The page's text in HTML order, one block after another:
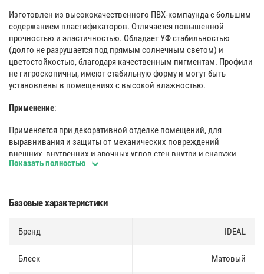
Изготовлен из высококачественного ПВХ-компаунда с большим
содержанием пластификаторов. Отличается повышенной
прочностью и эластичностью. Обладает УФ стабильностью
(долго не разрушается под прямым солнечным светом) и
цветостойкостью, благодаря качественным пигментам. Профили
не гигроскопичны, имеют стабильную форму и могут быть
установлены в помещениях с высокой влажностью.
Применение:
Применяется при декоративной отделке помещений, для
выравнивания и защиты от механических повреждений
внешних, внутренних и арочных углов стен внутри и снаружи
помещений. Защищают углы стен от истирания и скрывают
Поверхность:
реалистичный вид, обеспечивает высокую износостойкость и
углы.
Показать полностью
Базовые характеристики
Бренд IDEAL
Блеск Матовый